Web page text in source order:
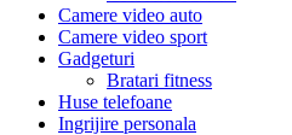
Camere video auto
Camere video sport
Gadgeturi
Bratari fitness
Huse telefoane
Ingrijire personala